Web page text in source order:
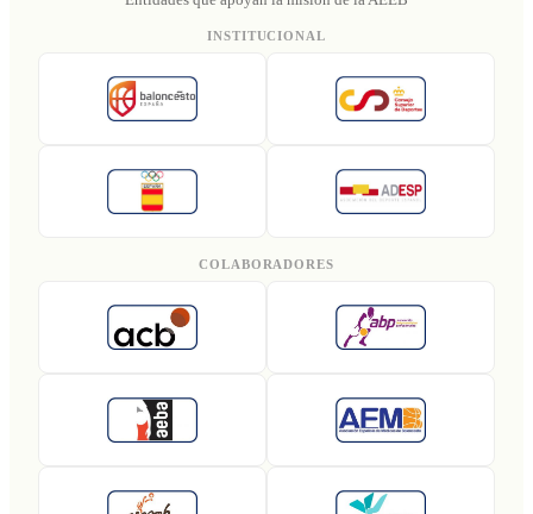
INSTITUCIONAL
COLABORADORES